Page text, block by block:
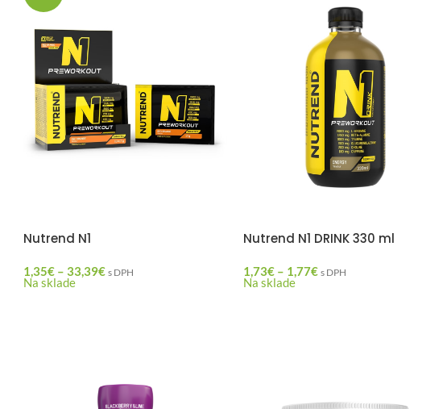
Nutrend N1
1,35€ – 33,39€ s DPH
Na sklade
Nutrend N1 DRINK 330 ml
1,73€ – 1,77€ s DPH
Na sklade